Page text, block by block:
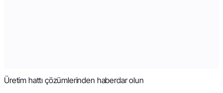
Üretim hattı çözümlerinden haberdar olun